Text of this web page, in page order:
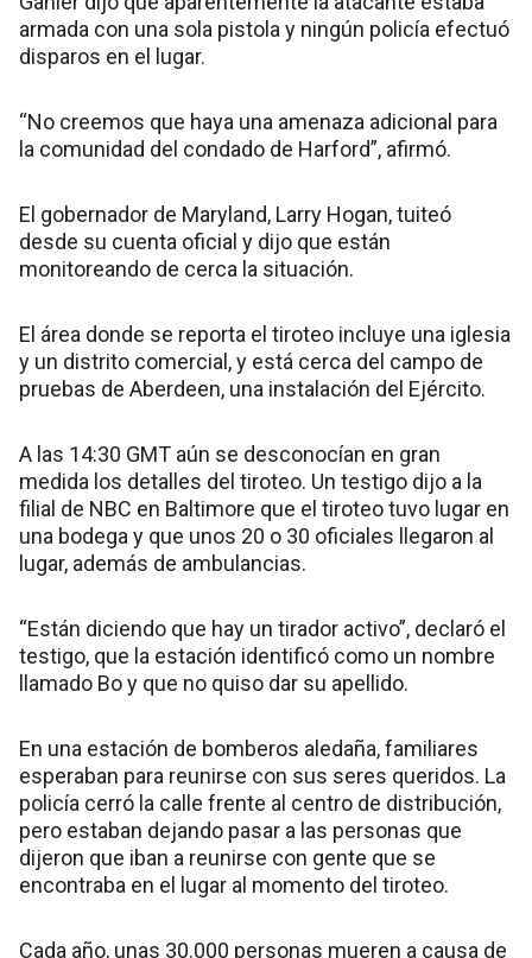
armada con una sola pistola y ningún policía efectuó
disparos en el lugar.
“No creemos que haya una amenaza adicional para
la comunidad del condado de Harford”, afirmó.
El gobernador de Maryland, Larry Hogan, tuiteó
desde su cuenta oficial y dijo que están
monitoreando de cerca la situación.
El área donde se reporta el tiroteo incluye una iglesia
y un distrito comercial, y está cerca del campo de
pruebas de Aberdeen, una instalación del Ejército.
A las 14:30 GMT aún se desconocían en gran
medida los detalles del tiroteo. Un testigo dijo a la
filial de NBC en Baltimore que el tiroteo tuvo lugar en
una bodega y que unos 20 o 30 oficiales llegaron al
lugar, además de ambulancias.
“Están diciendo que hay un tirador activo”, declaró el
testigo, que la estación identificó como un nombre
llamado Bo y que no quiso dar su apellido.
En una estación de bomberos aledaña, familiares
esperaban para reunirse con sus seres queridos. La
policía cerró la calle frente al centro de distribución,
pero estaban dejando pasar a las personas que
dijeron que iban a reunirse con gente que se
encontraba en el lugar al momento del tiroteo.
Cada año, unas 30.000 personas mueren a causa de